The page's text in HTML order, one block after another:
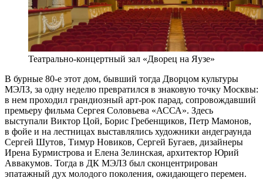
Театрально-концертный зал «Дворец на Яузе»
В бурные 80-е этот дом, бывший тогда Дворцом культуры
МЭЛЗ, за одну неделю превратился в знаковую точку Москвы:
в нем проходил грандиозный арт-рок парад, сопровождавший
премьеру фильма Сергея Соловьева «АССА». Здесь
выступали Виктор Цой, Борис Гребенщиков, Петр Мамонов,
в фойе и на лестницах выставлялись художники андеграунда
Сергей Шутов, Тимур Новиков, Сергей Бугаев, дизайнеры
Ирена Бурмистрова и Елена Зелинская, архитектор Юрий
Аввакумов. Тогда в ДК МЭЛЗ был сконцентрирован
эпатажный дух молодого поколения, ожидающего перемен.